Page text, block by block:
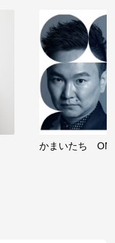
かまいたち